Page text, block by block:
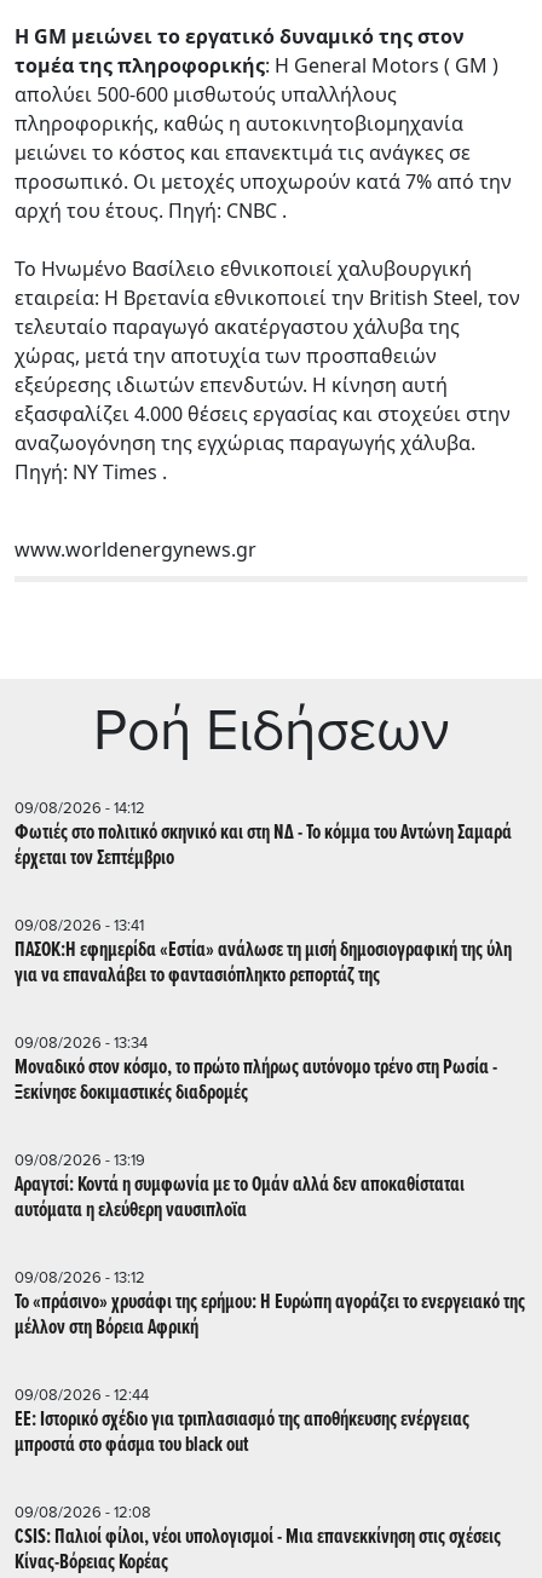
Η GM μειώνει το εργατικό δυναμικό της στον
τομέα της πληροφορικής: Η General Motors ( GM )
απολύει 500-600 μισθωτούς υπαλλήλους
πληροφορικής, καθώς η αυτοκινητοβιομηχανία
μειώνει το κόστος και επανεκτιμά τις ανάγκες σε
προσωπικό. Οι μετοχές υποχωρούν κατά 7% από την
αρχή του έτους. Πηγή: CNBC .
Το Ηνωμένο Βασίλειο εθνικοποιεί χαλυβουργική
εταιρεία: Η Βρετανία εθνικοποιεί την British Steel, τον
τελευταίο παραγωγό ακατέργαστου χάλυβα της
χώρας, μετά την αποτυχία των προσπαθειών
εξεύρεσης ιδιωτών επενδυτών. Η κίνηση αυτή
εξασφαλίζει 4.000 θέσεις εργασίας και στοχεύει στην
αναζωογόνηση της εγχώριας παραγωγής χάλυβα.
Πηγή: NY Times .
www.worldenergynews.gr
Ρoή Ειδήσεων
09/08/2026 - 14:12
Φωτιές στο πολιτικό σκηνικό και στη ΝΔ - Το κόμμα του Αντώνη Σαμαρά
έρχεται τον Σεπτέμβριο
09/08/2026 - 13:41
ΠΑΣΟΚ:Η εφημερίδα «Εστία» ανάλωσε τη μισή δημοσιογραφική της ύλη
για να επαναλάβει το φαντασιόπληκτο ρεπορτάζ της
09/08/2026 - 13:34
Μοναδικό στον κόσμο, το πρώτο πλήρως αυτόνομο τρένο στη Ρωσία -
Ξεκίνησε δοκιμαστικές διαδρομές
09/08/2026 - 13:19
Αραγτσί: Κοντά η συμφωνία με το Ομάν αλλά δεν αποκαθίσταται
αυτόματα η ελεύθερη ναυσιπλοϊα
09/08/2026 - 13:12
Το «πράσινο» χρυσάφι της ερήμου: Η Ευρώπη αγοράζει το ενεργειακό της
μέλλον στη Βόρεια Αφρική
09/08/2026 - 12:44
ΕΕ: Iστορικό σχέδιο για τριπλασιασμό της αποθήκευσης ενέργειας
μπροστά στο φάσμα του black out
09/08/2026 - 12:08
CSIS: Παλιοί φίλοι, νέοι υπολογισμοί - Μια επανεκκίνηση στις σχέσεις
Κίνας-Βόρειας Κορέας